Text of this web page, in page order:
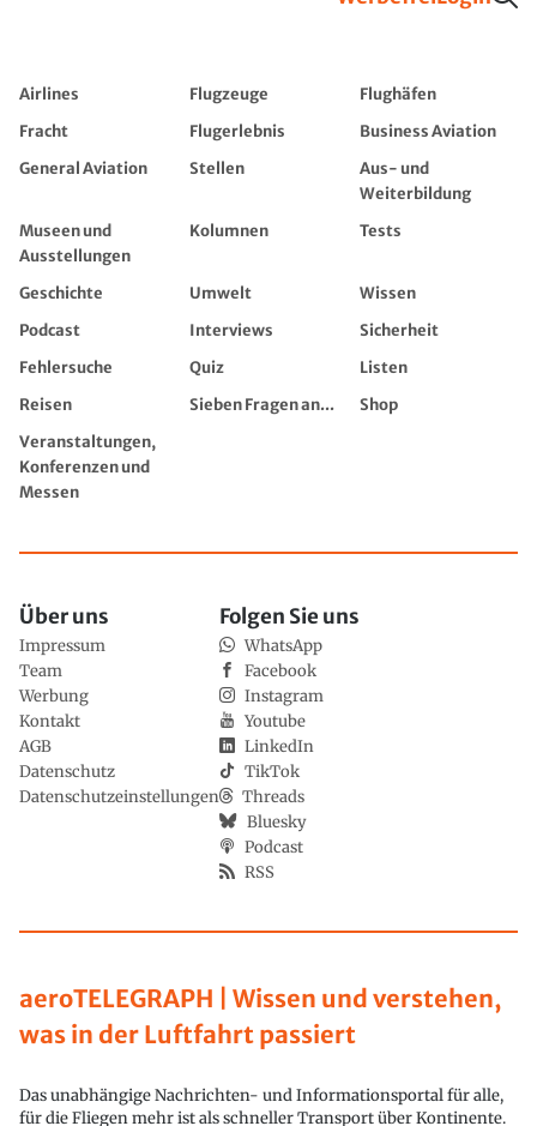
Airlines Flugzeuge
Flughäfen
Fracht
Flugerlebnis
Business Aviation
General Aviation
Stellen
Aus- und
Weiterbildung
Museen und
Ausstellungen
Kolumnen Tests
Geschichte Umwelt
Wissen
Podcast
Interviews
Sicherheit
Fehlersuche
Quiz
Listen
Reisen
Sieben Fragen an...
Shop
Veranstaltungen,
Konferenzen und
Messen
aeroTELEGRAPH | Wissen und verstehen,
was in der Luftfahrt passiert
Das unabhängige Nachrichten- und Informationsportal für alle,
für die Fliegen mehr ist als schneller Transport über Kontinente.
Über uns
Impressum
Team
Werbung
Kontakt
AGB
Datenschutz
Datenschutzeinstellungen
Folgen Sie uns
WhatsApp
Facebook
Instagram
Youtube
LinkedIn
TikTok
Threads
Bluesky
Podcast
RSS